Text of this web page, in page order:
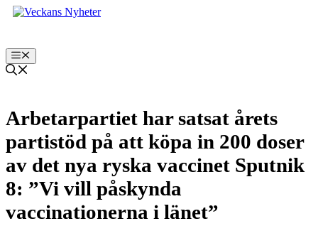
Hoppa
Meny
Arbetarpartiet har satsat årets
partistöd på att köpa in 200 doser
av det nya ryska vaccinet Sputnik
8: ”Vi vill påskynda
vaccinationerna i länet”